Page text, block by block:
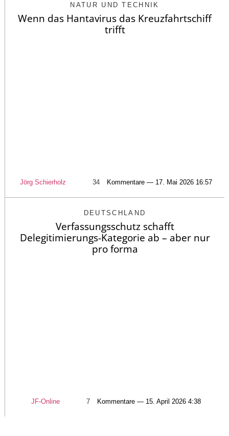
NATUR UND TECHNIK
Wenn das Hantavirus das Kreuzfahrtschiff
trifft
Jörg Schierholz 34 Kommentare — 17. Mai 2026 16:57
DEUTSCHLAND
Verfassungsschutz schafft
Delegitimierungs-Kategorie ab – aber nur
pro forma
JF-Online 7 Kommentare — 15. April 2026 4:38